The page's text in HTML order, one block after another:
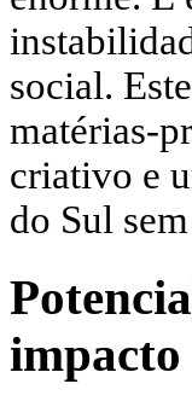
social.
matérias-
criativo e
do Sul